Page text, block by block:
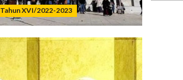
Tahun XVI/2022-2023